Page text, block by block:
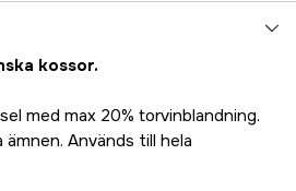
kossor.
med max 20% torvinblandning.
Används till hela